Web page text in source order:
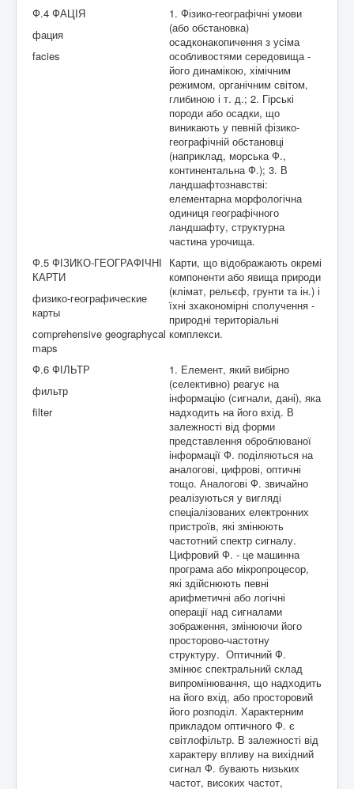
Ф.4 ФАЦІЯ
фация
facies
1. Фізико-географічні умови
(або обстановка)
осадконакопичення з усіма
особливостями середовища -
його динамікою, хімічним
режимом, органічним світом,
глибиною і т. д.; 2. Гірські
породи або осадки, що
виникають у певній фізико-
географічній обстановці
(наприклад, морська Ф.,
континентальна Ф.); 3. В
ландшафтознавстві:
елементарна морфологічна
одиниця географічного
ландшафту, структурна
частина урочища.
Ф.5 ФІЗИКО-ГЕОГРАФІЧНІ
КАРТИ
физико-географические
карты
сomprehensive geographycal
maps
Карти, що відображають окремі
компоненти або явища природи
(клімат, рельєф, грунти та ін.) і
їхні зхакономірні сполучення -
природні територіальні
комплекси.
Ф.6 ФІЛЬТР
фильтр
filter
1. Елемент, який вибірно
(селективно) реагує на
інформацію (сигнали, дані), яка
надходить на його вхід. В
залежності від форми
представлення оброблюваної
інформації Ф. поділяються на
аналогові, цифрові, оптичні
тощо. Аналогові Ф. звичайно
реалізуються у вигляді
спеціалізованих електронних
пристроїв, які змінюють
частотний спектр сигналу.
Цифровий Ф. - це машинна
програма або мікропроцесор,
які здійснюють певні
арифметичні або логічні
операції над сигналами
зображення, змінюючи його
просторово-частотну
структуру. Оптичний Ф.
змінює спектральний склад
випромінювання, що надходить
на його вхід, або просторовий
його розподіл. Характерним
прикладом оптичного Ф. є
світлофільтр. В залежності від
характеру впливу на вихідний
сигнал Ф. бувають низьких
частот, високих частот,